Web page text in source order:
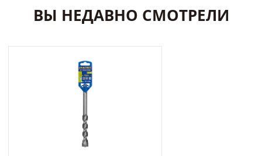
ВЫ НЕДАВНО СМОТРЕЛИ